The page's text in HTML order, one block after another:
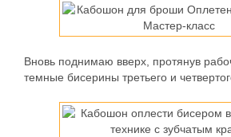
Вновь поднимаю вверх, протянув
темные бисерины третьего и